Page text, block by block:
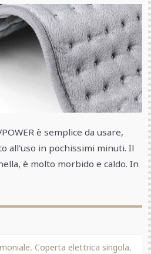
è semplice da usare,
all'uso in pochissimi minuti. Il
è molto morbido e caldo. In
,Coperta elettrica singola,